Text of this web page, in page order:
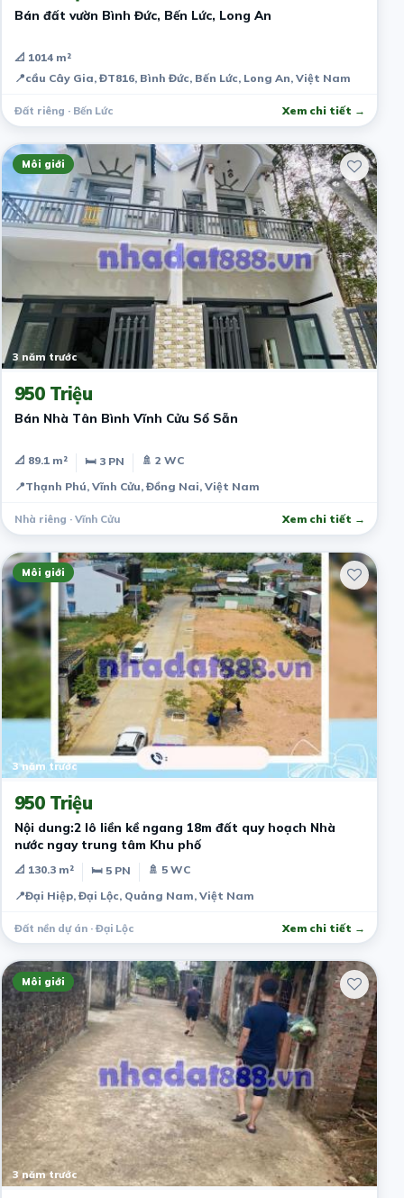
Bán đất vườn Bình Đức, Bến Lức, Long An
📐 1014 m²
📍cầu Cây Gia, ĐT816, Bình Đức, Bến Lức, Long An, Việt Nam
Đất riêng · Bến Lức Xem chi tiết →
Môi giới
3 năm trước
950 Triệu
Bán Nhà Tân Bình Vĩnh Cửu Sổ Sẵn
📐 89.1 m² 🛏 3 PN
🚿 2 WC
📍Thạnh Phú, Vĩnh Cửu, Đồng Nai, Việt Nam
Nhà riêng · Vĩnh Cửu Xem chi tiết →
Môi giới
3 năm trước
950 Triệu
Nội dung:2 lô liền kề ngang 18m đất quy hoạch Nhà
nước ngay trung tâm Khu phố
📐 130.3 m² 🛏 5 PN
🚿 5 WC
📍Đại Hiệp, Đại Lộc, Quảng Nam, Việt Nam
Đất nền dự án · Đại Lộc Xem chi tiết →
Môi giới
3 năm trước